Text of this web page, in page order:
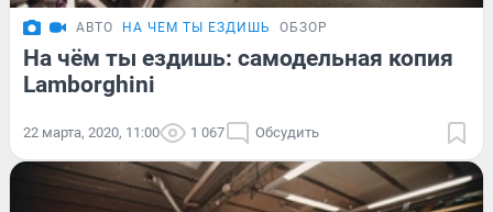
АВТО НА ЧЕМ ТЫ ЕЗДИШЬ ОБЗОР
На чём ты ездишь: самодельная копия
Lamborghini
22 марта, 2020, 11:00 1 067 Обсудить